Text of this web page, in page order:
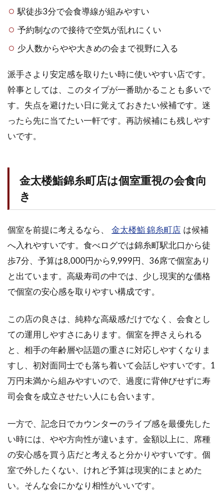
駅徒歩3分で会食導線が組みやすい
予約制なので接待で空気が乱れにくい
少人数からやや大きめの会まで視野に入る
派手さより安定感を取りたい時に使いやすい店です。
幹事としては、このタイプが一番助かることも多いで
す。失点を避けたい日に覚えておきたい候補です。迷
ったら先に当てたい一軒です。再訪候補にも残しやす
いです。
金太楼鮨錦糸町店は個室重視の会食向
き
個室を前提に考えるなら、 金太楼鮨 錦糸町店 は候補
へ入れやすいです。食べログでは錦糸町駅北口から徒
歩7分、予算は8,000円から9,999円、36席で個室あり
と出ています。高級寿司の中では、少し現実的な価格
で個室の安心感を取りやすい構成です。
この店の良さは、純粋な高級感だけでなく、会食とし
ての運用しやすさにあります。個室を押さえられる
と、相手の年齢層や話題の重さに対応しやすくなりま
すし、初対面同士でも落ち着いて会話しやすいです。1
万円未満から組みやすいので、過度に背伸びせずに寿
司会食を成立させたい人にも合います。
一方で、記念日でカウンターのライブ感を最優先した
い時には、やや方向性が違います。金額以上に、席種
の安心感を買う店だと考えると分かりやすいです。個
室で外したくない、けれど予算は現実的にまとめた
い。そんな会にかなり相性がいいです。